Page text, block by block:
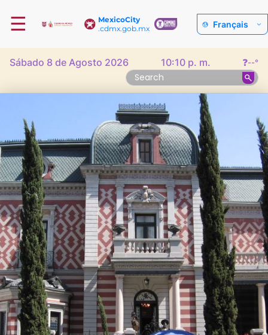
MexicoCity
.cdmx.gob.mx
☰ Français
Sábado 8 de Agosto 2026 10:10 p. m. ❓--°